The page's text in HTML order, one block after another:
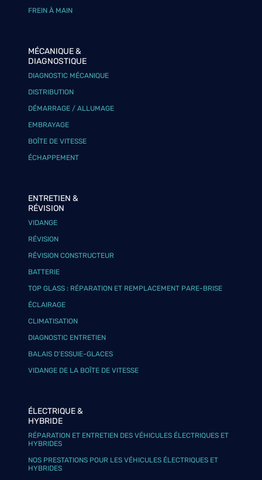
FREIN À MAIN
MÉCANIQUE &
DIAGNOSTIQUE
DIAGNOSTIC MÉCANIQUE
DISTRIBUTION
DÉMARRAGE / ALLUMAGE
EMBRAYAGE
BOÎTE DE VITESSE
ÉCHAPPEMENT
ENTRETIEN &
RÉVISION
VIDANGE
RÉVISION
RÉVISION CONSTRUCTEUR
BATTERIE
TOP GLASS : RÉPARATION ET REMPLACEMENT PARE-BRISE
ÉCLAIRAGE
CLIMATISATION
DIAGNOSTIC ENTRETIEN
BALAIS D’ESSUIE-GLACES
VIDANGE DE LA BOÎTE DE VITESSE
ÉLECTRIQUE &
HYBRIDE
RÉPARATION ET ENTRETIEN DES VÉHICULES ÉLECTRIQUES ET
HYBRIDES
NOS PRESTATIONS POUR LES VÉHICULES ÉLECTRIQUES ET
HYBRIDES